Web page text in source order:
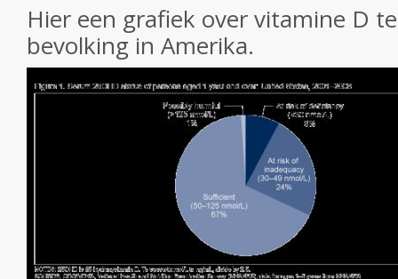
Hier een grafiek over vitamine D
bevolking in Amerika.